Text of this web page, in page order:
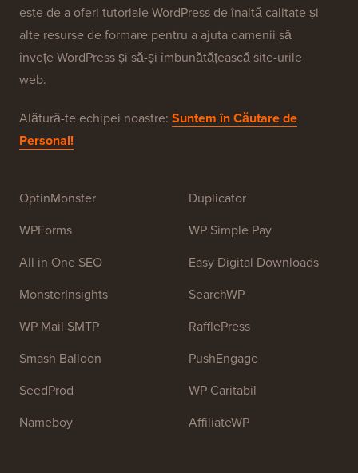
este de a oferi tutoriale WordPress de înaltă calitate și
alte resurse de formare pentru a ajuta oamenii să
învețe WordPress și să-și îmbunătățească site-urile
web.
Alătură-te echipei noastre: Suntem în Căutare de
Personal!
OptinMonster
WPForms
All in One SEO
MonsterInsights
WP Mail SMTP
Smash Balloon
SeedProd
Nameboy
Duplicator
WP Simple Pay
Easy Digital Downloads
SearchWP
RafflePress
PushEngage
WP Caritabil
AffiliateWP